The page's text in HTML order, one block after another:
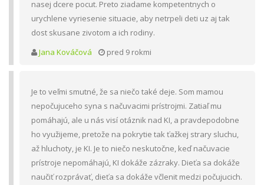
nasej dcere pocut. Preto ziadame kompetentnych o
urychlene vyriesenie situacie, aby netrpeli deti uz aj tak
dost skusane zivotom a ich rodiny.
Jana Kováčová
pred 9 rokmi
Je to veľmi smutné, že sa niečo také deje. Som mamou
nepočujuceho syna s načuvacimi prístrojmi. Zatiaľ mu
pomáhajú, ale u nás visí otáznik nad KI, a pravdepodobne
ho využijeme, pretože na pokrytie tak ťažkej strary sluchu,
až hluchoty, je KI. Je to niečo neskutočne, keď načuvacie
prístroje nepomáhajú, KI dokáže zázraky. Dieťa sa dokáže
naučiť rozprávať, dieťa sa dokáže včlenit medzi počujucich.